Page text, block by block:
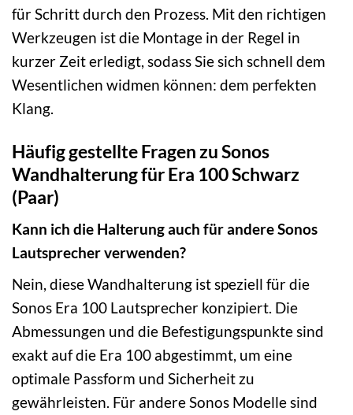
für Schritt durch den Prozess. Mit den richtigen
Werkzeugen ist die Montage in der Regel in
kurzer Zeit erledigt, sodass Sie sich schnell dem
Wesentlichen widmen können: dem perfekten
Klang.
Häufig gestellte Fragen zu Sonos
Wandhalterung für Era 100 Schwarz
(Paar)
Kann ich die Halterung auch für andere Sonos
Lautsprecher verwenden?
Nein, diese Wandhalterung ist speziell für die
Sonos Era 100 Lautsprecher konzipiert. Die
Abmessungen und die Befestigungspunkte sind
exakt auf die Era 100 abgestimmt, um eine
optimale Passform und Sicherheit zu
gewährleisten. Für andere Sonos Modelle sind